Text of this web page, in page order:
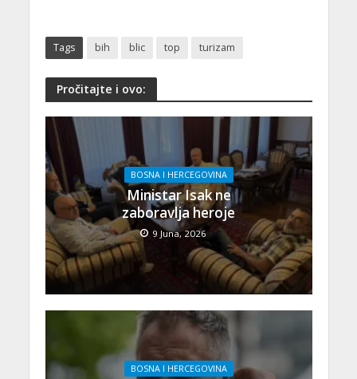
Tags bih blic top turizam
Pročitajte i ovo:
BOSNA I HERCEGOVINA
Ministar Isak ne
zaboravlja heroje
9 Juna, 2026
BOSNA I HERCEGOVINA